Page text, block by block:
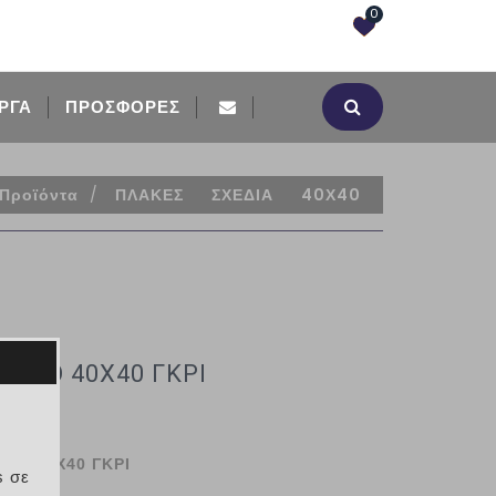
0
ΠΡΟΣΦΟΡΈΣ
Προϊόντα / ΠΛΑΚΕΣ ΣΧΕΔΙΑ 40Χ40
40Χ40 ΓΚΡΙ
40Χ40 ΓΚΡΙ
σε